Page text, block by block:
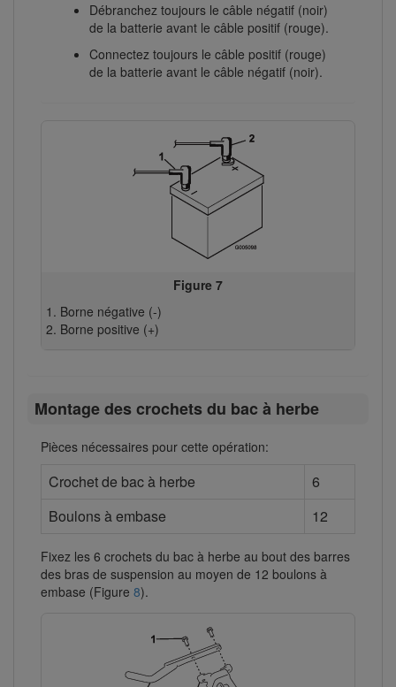
Débranchez toujours le câble négatif (noir)
de la batterie avant le câble positif (rouge).
Connectez toujours le câble positif (rouge)
de la batterie avant le câble négatif (noir).
Figure 7
Borne négative (-)
Borne positive (+)
Montage des crochets du bac à herbe
Pièces nécessaires pour cette opération:
Crochet de bac à herbe
6
Boulons à embase
12
Fixez les 6 crochets du bac à herbe au bout des barres
des bras de suspension au moyen de 12 boulons à
embase (Figure 8).